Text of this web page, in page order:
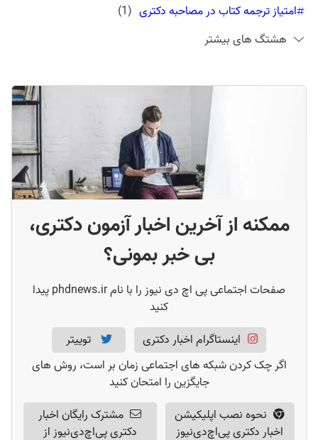
امتیاز ترجمه کتاب در مصاحبه دکتری (
1
)
امتیاز چاپ کتاب در مصاحبه دکتری
تفاوت کتاب تالیفی و کتاب ترجمه
چاپ کتاب از روی پایان نامه ارشد (
1
چاپ کتاب برای تقویت رزومه دکتری (
1
)
نمونه پایان نامه تبدیل شده به کتاب (
1
)
هشتگ های بیشتر
ممکنه از آخرین اخبار آزمون دکتری،
بی خبر بمونی؟
صفحات اجتماعی پی اچ دی نیوز را با نام phdnews.ir پیدا
کنید
اینستاگرام اخبار دکتری
توییتر
اگر چک کردن شبکه های اجتماعی زمان بر است، روش های
جایگزین را امتحان کنید
نحوه نصب اپلیکیشن
اخبار دکتری پی‌اچ‌دی‌نیوز
مشترک رایگان اخبار
دکتری پی‌اچ‌دی‌نیوز از